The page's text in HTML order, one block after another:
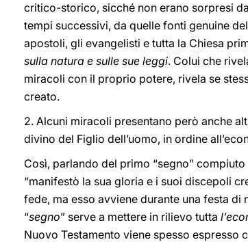
critico-storico, sicché non erano sorpresi
tempi successivi, da quelle fonti genuine
apostoli, gli evangelisti e tutta la Chiesa
sulla natura e sulle sue leggi. Colui che
miracoli con il proprio potere, rivela se
creato.
2. Alcuni miracoli presentano però anche
divino del Figlio dell’uomo, in ordine
Così, parlando del primo “segno”
“manifestò la sua gloria e i suoi discepoli
fede, ma esso avviene durante una festa di
“segno” serve a mettere in rilievo tutta
Nuovo Testamento viene spesso espresso